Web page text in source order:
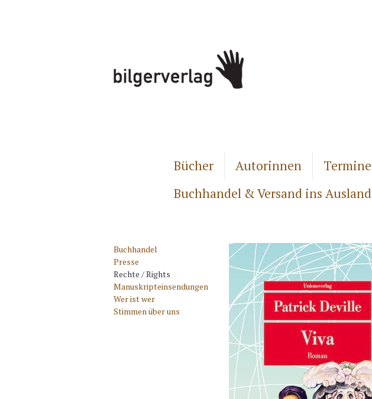
Bücher Autorinnen Termine
Buchhandel & Versand ins Ausland
Buchhandel
Presse
Rechte / Rights
Manuskripteinsendungen
Wer ist wer
Stimmen über uns